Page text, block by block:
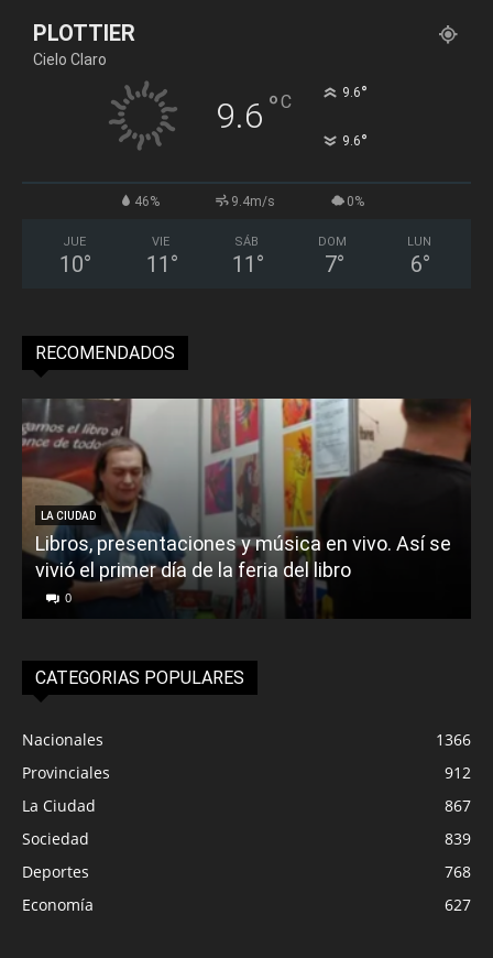
PLOTTIER
Cielo Claro
9.6 °C 9.6°
9.6°
46% 9.4m/s 0%
JUE
10°
VIE
11 °
SÁB
11 °
DOM
7°
LUN
6°
RECOMENDADOS
LA CIUDAD
Libros, presentaciones y música en vivo. Así se
vivió el primer día de la feria del libro
0
CATEGORIAS POPULARES
Nacionales
1366
Provinciales
912
La Ciudad
867
Sociedad
839
Deportes
768
Economía
627